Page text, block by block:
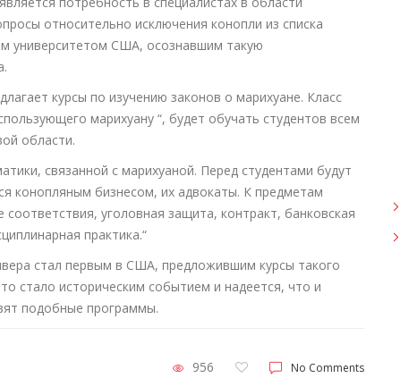
относительно исключения конопли из списка
университетом США, осознавшим такую
курсы по изучению законов о марихуане. Класс
марихуану “, будет обучать студентов всем
области.
связанной с марихуаной. Перед студентами будут
конопляным бизнесом, их адвокаты. К предметам
уголовная защита, контракт, банковская
практика.“
стал первым в США, предложившим курсы такого
стало историческим событием и надеется, что и
подобные программы.
956 No Comments